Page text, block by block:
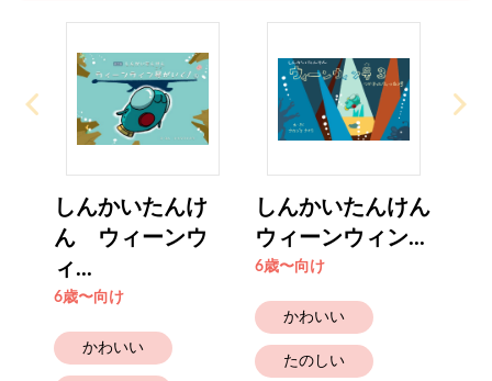
しんかいたんけ
ん ウィーンウ
ィ...
6歳〜向け
かわいい
しんかいたんけん
ウィーンウィン...
6歳〜向け
かわいい
たのしい